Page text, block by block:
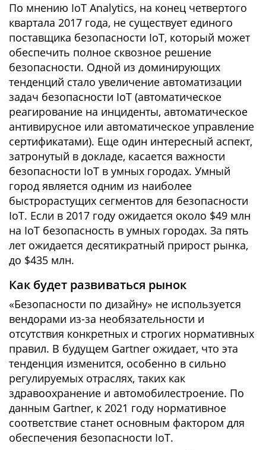
По мнению IoT Analytics, на конец четвертого
квартала 2017 года, не существует единого
поставщика безопасности IoT, который может
обеспечить полное сквозное решение
безопасности. Одной из доминирующих
тенденций стало увеличение автоматизации
задач безопасности IoT (автоматическое
реагирование на инциденты, автоматическое
антивирусное или автоматическое управление
сертификатами). Еще один интересный аспект,
затронутый в докладе, касается важности
безопасности IoT в умных городах. Умный
город является одним из наиболее
быстрорастущих сегментов для безопасности
IoT. Если в 2017 году ожидается около $49 млн
на IoT безопасность в умных городах. За пять
лет ожидается десятикратный прирост рынка,
до $435 млн.
Как будет развиваться рынок
«Безопасности по дизайну» не используется
вендорами из-за необязательности и
отсутствия конкретных и строгих нормативных
правил. В будущем Gartner ожидает, что эта
тенденция изменится, особенно в сильно
регулируемых отраслях, таких как
здравоохранение и автомобилестроение. По
данным Gartner, к 2021 году нормативное
соответствие станет основным фактором для
обеспечения безопасности IoT.